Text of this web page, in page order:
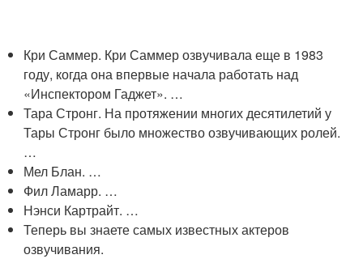
Кри Саммер. Кри Саммер озвучивала еще в 1983
году, когда она впервые начала работать над
«Инспектором Гаджет». …
Тара Стронг. На протяжении многих десятилетий у
Тары Стронг было множество озвучивающих ролей.
…
Мел Блан. …
Фил Ламарр. …
Нэнси Картрайт. …
Теперь вы знаете самых известных актеров
озвучивания.